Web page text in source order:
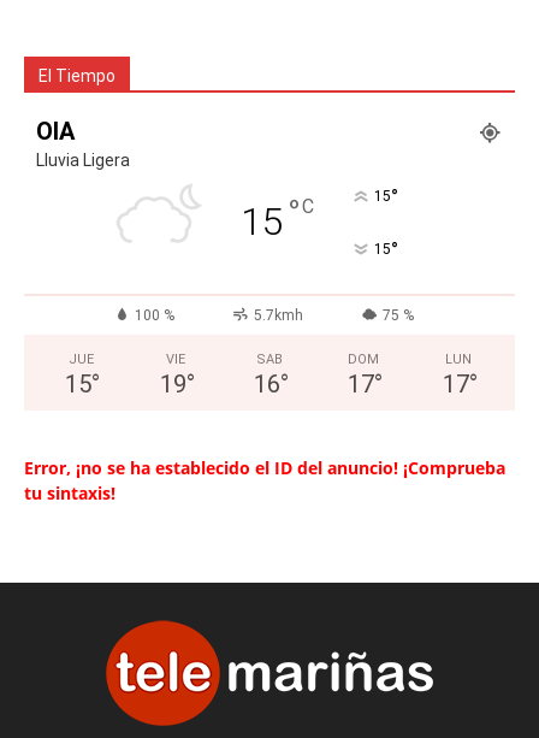
El Tiempo
OIA
Lluvia Ligera
15 °C 15°
15°
100 % 5.7kmh 75 %
JUE
15°
VIE
19°
SAB
16°
DOM
17°
LUN
17°
Error, ¡no se ha establecido el ID del anuncio! ¡Comprueba
tu sintaxis!